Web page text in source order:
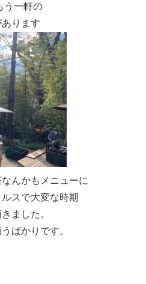
う一軒の
ります
んかもメニューに
スで大変な時期
ました。
ばかりです。